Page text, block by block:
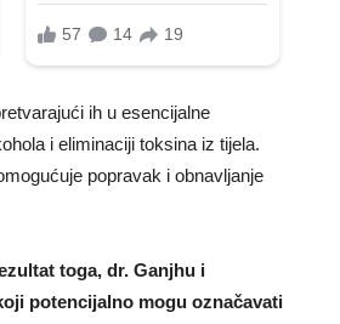
ih u esencijalne
i eliminaciji toksina iz tijela.
popravak i obnavljanje
toga, dr. Ganjhu i
potencijalno mogu označavati